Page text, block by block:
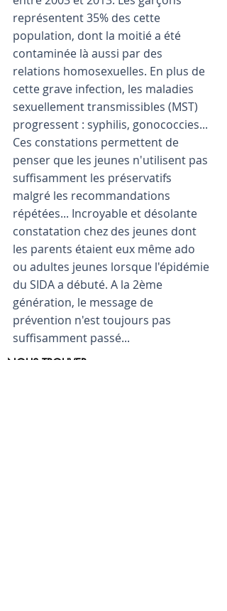
représentent 35% des cette
population, dont la moitié a été
contaminée là aussi par des
relations homosexuelles. En plus de
cette grave infection, les maladies
sexuellement transmissibles (MST)
progressent : syphilis, gonococcies...
Ces constations permettent de
penser que les jeunes n'utilisent pas
suffisamment les préservatifs
malgré les recommandations
répétées... Incroyable et désolante
constatation chez des jeunes dont
les parents étaient eux même ado
ou adultes jeunes lorsque l'épidémie
du SIDA a débuté. A la 2ème
génération, le message de
prévention n'est toujours pas
suffisamment passé...
NOUS TROUVER